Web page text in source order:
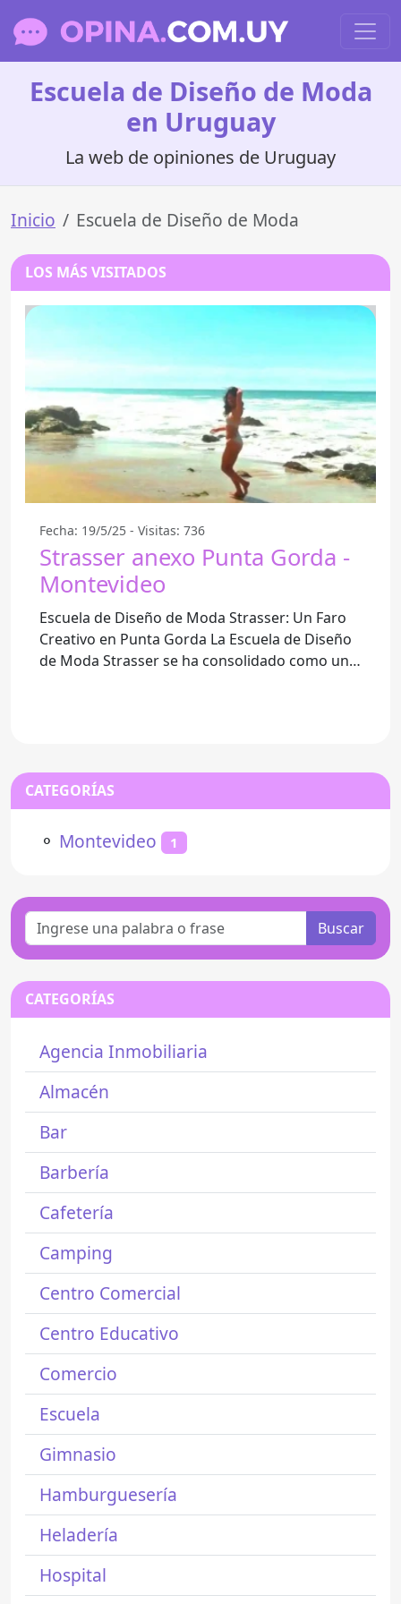
Escuela de Diseño de Moda
en Uruguay
La web de opiniones de Uruguay
Inicio Escuela de Diseño de Moda
LOS MÁS VISITADOS
Fecha: 19/5/25 - Visitas: 736
Strasser anexo Punta Gorda -
Montevideo
Escuela de Diseño de Moda Strasser: Un Faro
Creativo en Punta Gorda La Escuela de Diseño
de Moda Strasser se ha consolidado como una
CATEGORÍAS
⚬ Montevideo 1
Buscar
CATEGORÍAS
Agencia Inmobiliaria
Almacén
Bar
Barbería
Cafetería
Camping
Centro Comercial
Centro Educativo
Comercio
Escuela
Gimnasio
Hamburguesería
Heladería
Hospital